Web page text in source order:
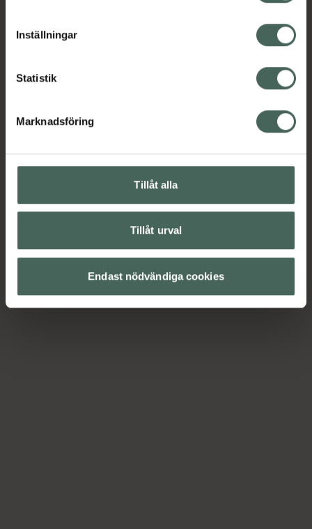
cookieinställningar. Ett återkallat samtycke påverkar inte
lagligheten av behandling som skett innan återkallelsen.
Inställningar
Statistik
Marknadsföring
Tillåt alla
Tillåt urval
Endast nödvändiga cookies